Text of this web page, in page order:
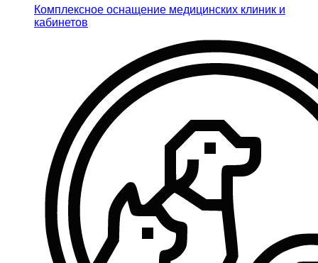
Комплексное оснащение медицинских клиник и
кабинетов